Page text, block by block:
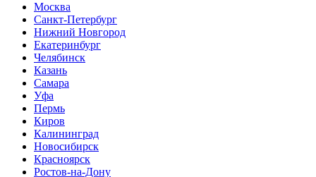
Москва
Санкт-Петербург
Нижний Новгород
Екатеринбург
Челябинск
Казань
Самара
Уфа
Пермь
Киров
Калининград
Новосибирск
Красноярск
Ростов-на-Дону